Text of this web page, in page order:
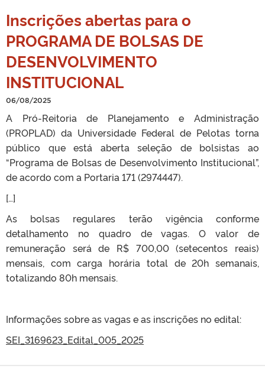
Inscrições abertas para o
PROGRAMA DE BOLSAS DE
DESENVOLVIMENTO
INSTITUCIONAL
06/08/2025
A Pró-Reitoria de Planejamento e Administração
(PROPLAD) da Universidade Federal de Pelotas torna
público que está aberta seleção de bolsistas ao
“Programa de Bolsas de Desenvolvimento Institucional”,
de acordo com a Portaria 171 (2974447).
[…]
As bolsas regulares terão vigência conforme
detalhamento no quadro de vagas. O valor de
remuneração será de R$ 700,00 (setecentos reais)
mensais, com carga horária total de 20h semanais,
totalizando 80h mensais.
Informações sobre as vagas e as inscrições no edital:
SEI_3169623_Edital_005_2025